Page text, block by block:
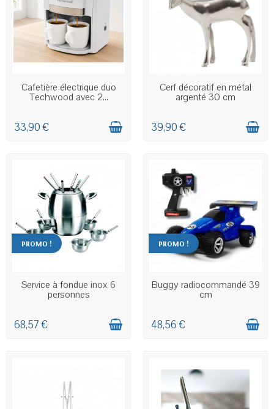
EN STOCK
Cafetière électrique duo
Techwood avec 2...
33,90 €
EN STOCK
Cerf décoratif en métal
argenté 30 cm
39,90 €
PROMO !
EN STOCK
Service à fondue inox 6
personnes
68,57 €
PROMO !
EN STOCK
Buggy radiocommandé 39
cm
48,56 €